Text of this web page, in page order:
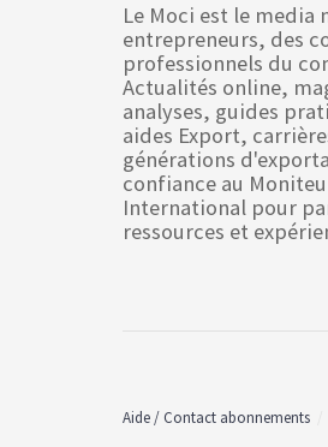
Le Moci est le media
entrepreneurs, des
professionnels du
Actualités online,
analyses, guides
aides Export,
générations
confiance au
International pour
ressources et
Aide / Contact abonnements